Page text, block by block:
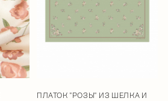
ПЛАТОК "РОЗЫ" ИЗ ШЕЛКА И